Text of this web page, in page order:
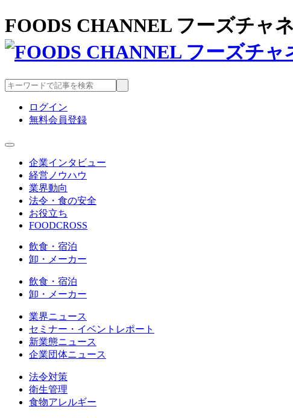
FOODS CHANNEL フーズチャ
ログイン
無料会員登録
企業インタビュー
経営ノウハウ
業界動向
法令・食の安全
お役立ち
FOODCROSS
飲食・宿泊
卸・メーカー
飲食・宿泊
卸・メーカー
業界ニュース
セミナー・イベントレポート
新業態ニュース
企業団体ニュース
法令対策
衛生管理
食物アレルギー